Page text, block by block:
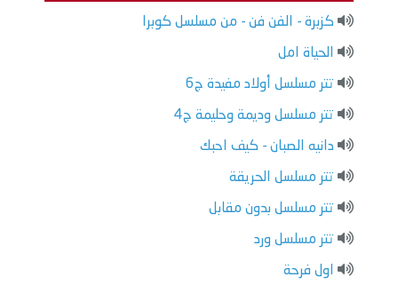
كزبرة - الفن فن - من مسلسل كوبرا
الحياة امل
تتر مسلسل أولاد مفيدة ج6
تتر مسلسل وديمة وحليمة ج4
دانيه الصبان - كيف احبك
تتر مسلسل الحريقة
تتر مسلسل بدون مقابل
تتر مسلسل ورد
اول فرحة